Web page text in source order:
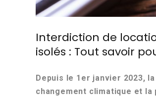
Interdiction de
isolés : Tout savoir
Depuis le 1er janvier 2023,
changement climatique et